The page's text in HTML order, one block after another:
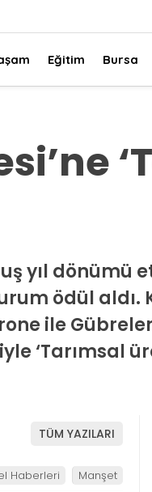
Eğitim Bursa
yıl dönümü
ödül aldı.
ile
‘Tarımsal
TÜM YAZILARI
Haberleri Manşet